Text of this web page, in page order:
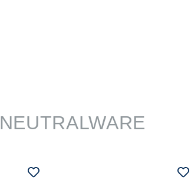
NEUTRALWARE